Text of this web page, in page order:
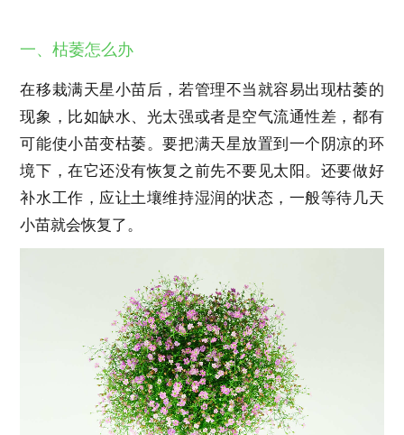
一、枯萎怎么办
在移栽满天星小苗后，若管理不当就容易出现枯萎的
现象，比如缺水、光太强或者是空气流通性差，都有
可能使小苗变枯萎。要把满天星放置到一个阴凉的环
境下，在它还没有恢复之前先不要见太阳。还要做好
补水工作，应让土壤维持湿润的状态，一般等待几天
小苗就会恢复了。